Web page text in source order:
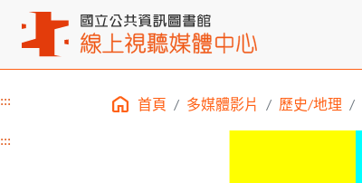
::: 首頁 多媒體影片 歷史/地理
:::